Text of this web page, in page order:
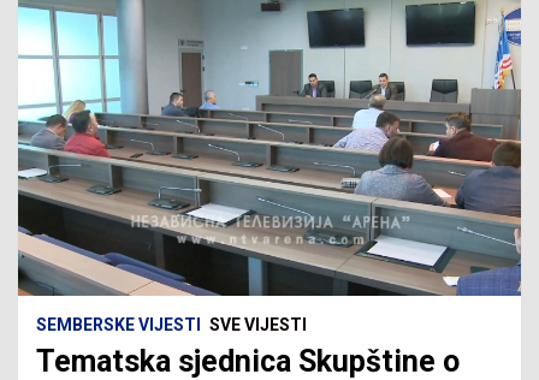
SEMBERSKE VIJESTI SVE VIJESTI
Tematska sjednica Skupštine o